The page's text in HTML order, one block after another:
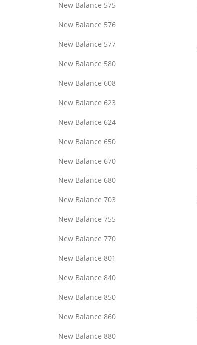
New Balance 575
New Balance 576
New Balance 577
New Balance 580
New Balance 608
New Balance 623
New Balance 624
New Balance 650
New Balance 670
New Balance 680
New Balance 703
New Balance 755
New Balance 770
New Balance 801
New Balance 840
New Balance 850
New Balance 860
New Balance 880